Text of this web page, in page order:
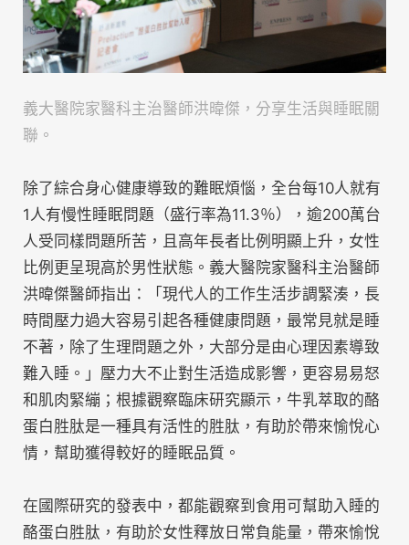
義大醫院家醫科主治醫師洪暐傑，分享生活與睡眠關
聯。
除了綜合身心健康導致的難眠煩惱，全台每10人就有
1人有慢性睡眠問題（盛行率為11.3％），逾200萬台
人受同樣問題所苦，且高年長者比例明顯上升，女性
比例更呈現高於男性狀態。義大醫院家醫科主治醫師
洪暐傑醫師指出：「現代人的工作生活步調緊湊，長
時間壓力過大容易引起各種健康問題，最常見就是睡
不著，除了生理問題之外，大部分是由心理因素導致
難入睡。」壓力大不止對生活造成影響，更容易易怒
和肌肉緊繃；根據觀察臨床研究顯示，牛乳萃取的酪
蛋白胜肽是一種具有活性的胜肽，有助於帶來愉悅心
情，幫助獲得較好的睡眠品質。
在國際研究的發表中，都能觀察到食用可幫助入睡的
酪蛋白胜肽，有助於女性釋放日常負能量，帶來愉悅